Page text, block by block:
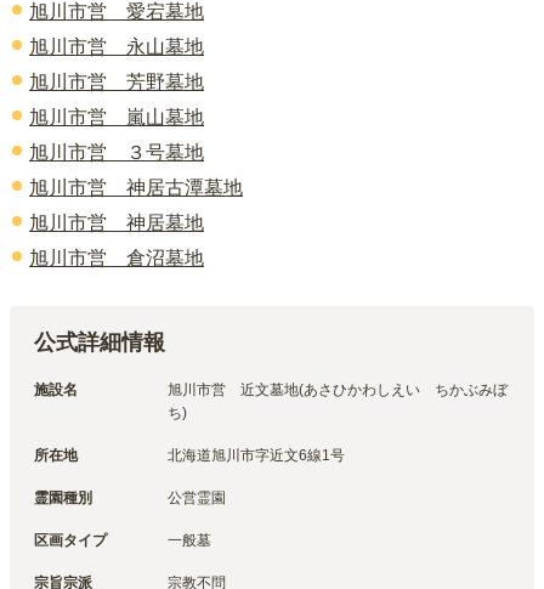
旭川市営 愛宕墓地
旭川市営 永山墓地
旭川市営 芳野墓地
旭川市営 嵐山墓地
旭川市営 ３号墓地
旭川市営 神居古潭墓地
旭川市営 神居墓地
旭川市営 倉沼墓地
公式詳細情報
施設名
旭川市営　近文墓地(あさひかわしえい　ちかぶみぼ
ち)
所在地 北海道旭川市字近文6線1号
霊園種別 公営霊園
区画タイプ 一般墓
宗旨宗派 宗教不問